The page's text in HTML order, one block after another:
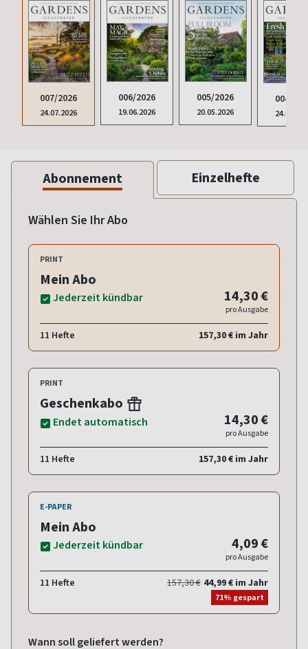
007/2026
24.07.2026
006/2026
19.06.2026
005/2026
20.05.2026
004/
Abonnement Einzelhefte
Wählen Sie Ihr Abo
PRINT
Mein Abo
Jederzeit kündbar 14,30 €
pro Ausgabe
11 Hefte 157,30 € im Jahr
PRINT
Geschenkabo
Endet automatisch 14,30 €
pro Ausgabe
11 Hefte 157,30 € im Jahr
E-PAPER
Mein Abo
Jederzeit kündbar 4,09 €
pro Ausgabe
11 Hefte 157,30 € 44,99 € im Jahr
71% gespart
Wann soll geliefert werden?